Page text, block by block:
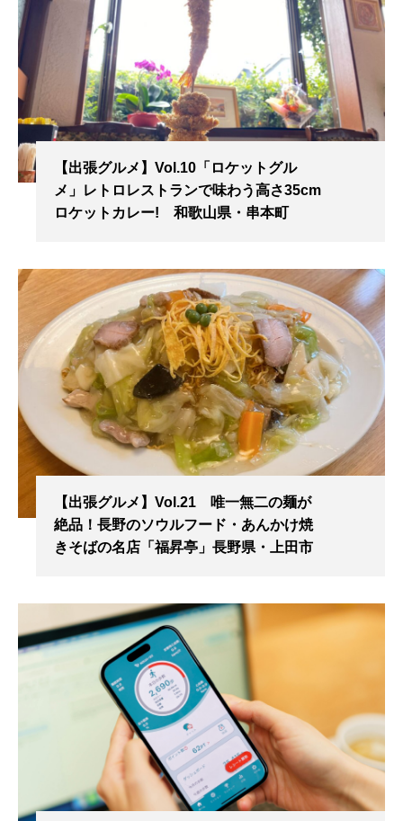
【出張グルメ】Vol.10「ロケットグル
メ」レトロレストランで味わう高さ35cm
ロケットカレー! 和歌山県・串本町
【出張グルメ】Vol.21 唯一無二の麺が
絶品！長野のソウルフード・あんかけ焼
きそばの名店「福昇亭」長野県・上田市